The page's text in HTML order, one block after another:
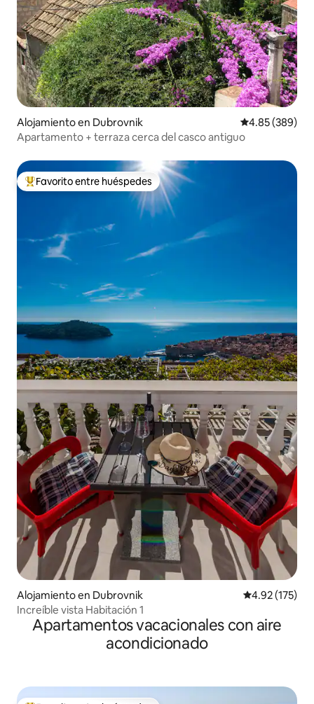
Alojamiento en Dubrovnik Calificación
4.85 (389)
Apartamento + terraza cerca del casco antiguo
Favorito entre huéspedes preferido
Favorito entre huéspedes
Alojamiento en Dubrovnik Calificación
4.92 (175)
Increíble vista Habitación 1
Apartamentos vacacionales con aire
acondicionado